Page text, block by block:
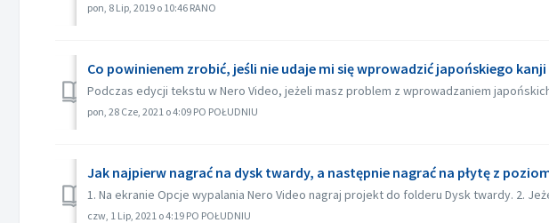
pon, 8 Lip, 2019 o 10:46 RANO
Co powinienem zrobić, jeśli nie udaje mi się wprowadzić japońskiego
Podczas edycji tekstu w Nero Video, jeżeli masz problem z wprowadzaniem
pon, 28 Cze, 2021 o 4:09 PO POŁUDNIU
Jak najpierw nagrać na dysk twardy, a następnie nagrać na płytę z
1. Na ekranie Opcje wypalania Nero Video nagraj projekt do folderu Dysk twardy. 2.
czw, 1 Lip, 2021 o 4:19 PO POŁUDNIU